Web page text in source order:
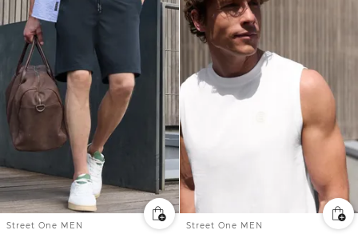
Street One MEN Street One MEN